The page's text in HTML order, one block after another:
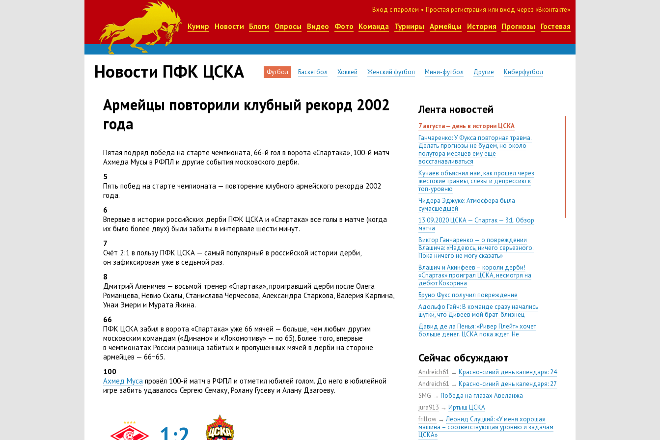
Вход с паролем • Простая регистрация или вход через «Вконтакте»
Кумир Новости Блоги Опросы Видео Фото Команда Турниры Армейцы История Прогнозы Гостевая
Новости ПФК ЦСКА Футбол Баскетбол Хоккей Женский футбол Мини-футбол Другие Киберфутбол
Армейцы повторили клубный рекорд 2002
года
Пятая подряд победа на старте чемпионата, 66-й гол в ворота «Спартака», 100-й матч
Ахмеда Мусы в РФПЛ и другие события московского дерби.
5
Пять побед на старте чемпионата — повторение клубного армейского рекорда 2002
года.
6
Впервые в истории российских дерби ПФК ЦСКА и «Спартака» все голы в матче (когда
их было более двух) были забиты в интервале шести минут.
7
Счёт 2:1 в пользу ПФК ЦСКА — самый популярный в российской истории дерби,
он зафиксирован уже в седьмой раз.
8
Дмитрий Аленичев — восьмой тренер «Спартака», проигравший дерби после Олега
Романцева, Невио Скалы, Станислава Черчесова, Александра Старкова, Валерия Карпина,
Унаи Эмери и Мурата Якина.
66
ПФК ЦСКА забил в ворота «Спартака» уже 66 мячей — больше, чем любым другим
московским командам («Динамо» и «Локомотиву» — по 65). Более того, впервые
в чемпионатах России разница забитых и пропущенных мячей в дерби на стороне
армейцев — 66−65.
100
Ахмед Муса провёл 100-й матч в РФПЛ и отметил юбилей голом. До него в юбилейной
игре забить удавалось Сергею Семаку, Ролану Гусеву и Алану Дзагоеву.
Лента новостей
7 августа — день в истории ЦСКА
Ганчаренко: У Фукса повторная травма.
Делать прогнозы не будем, но около
полутора месяцев ему еще
восстанавливаться
Кучаев объяснил нам, как прошел через
жестокие травмы, слезы и депрессию к
топ-уровню
Чидера Эджуке: Атмосфера была
сумасшедшей
13.09.2020 ЦСКА — Спартак — 3:1. Обзор
матча
Виктор Ганчаренко — о повреждении
Влашича: «Надеюсь, ничего серьезного.
Пока ничего не могу сказать»
Влашич и Акинфеев – короли дерби!
«Спартак» проиграл ЦСКА, несмотря на
дебют Кокорина
Бруно Фукс получил повреждение
Адольфо Гайч: В команде сразу начались
шутки, что Дивеев мой брат-близнец
Давид де ла Пенья: «Ривер Плейт» хочет
больше денег. ЦСКА пока ждет. Не
08.08.2020 Химки — ЦСКА — 0:2. Обзор
матча
Первый матч сезона в РПЛ —
увереннейшая победа ЦСКА. Гончаренко
выпустил 11 россиян в старте
Ганчаренко — о Гайче: «Если покупаем за
большие деньги, значит, рассчитываем как
на основного форварда»
Ганчаренко: «Влашича сложно заменить,
но Кучаеву и Дзагоеву сегодня это
Сейчас обсуждают
Andreich61 → Красно-синий день календаря: 24
Andreich61 → Красно-синий день календаря: 27
SMG → Победа на глазах Авеланжа
jura913 → Иртыш ЦСКА
frillow →Леонид Слуцкий: «У меня хорошая
машина – соответствующая уровню и задачам
ЦСКА»